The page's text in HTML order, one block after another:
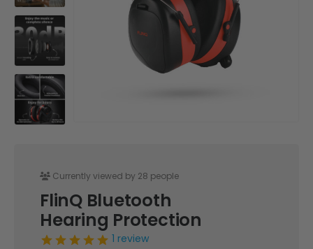
Currently viewed by 28 people
FlinQ Bluetooth
Hearing Protection
1 review